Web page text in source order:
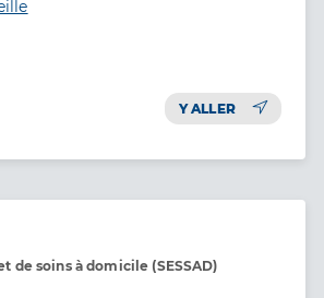
Y ALLER
de soins à domicile (SESSAD)
soins